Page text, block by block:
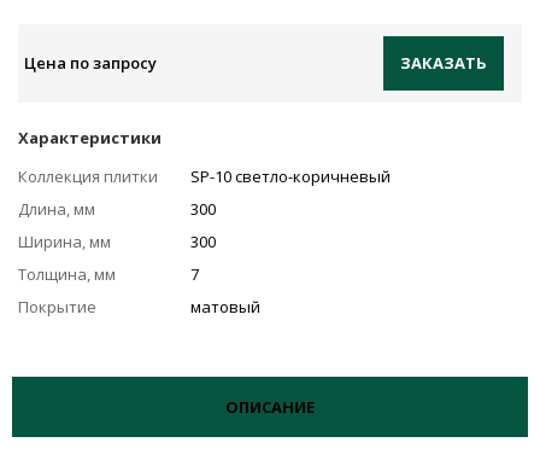
Цена по запросу ЗАКАЗАТЬ
Характеристики
Коллекция плитки
SP-10 светло-коричневый
Длина, мм
300
Ширина, мм
300
Толщина, мм
7
Покрытие
матовый
ОПИСАНИЕ